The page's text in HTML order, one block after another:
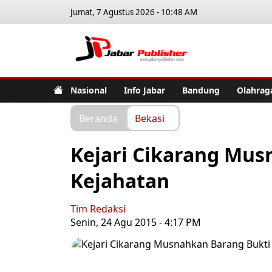
Jumat, 7 Agustus 2026 - 10:48 AM
Nasional Info Jabar Bandung
Beranda Bekasi
Kejari Cikarang
Kejahatan
Tim Redaksi
Senin, 24 Agu 2015 - 4:17 PM